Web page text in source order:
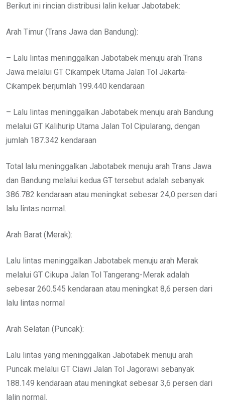
Berikut ini rincian distribusi lalin keluar Jabotabek:
Arah Timur (Trans Jawa dan Bandung):
– Lalu lintas meninggalkan Jabotabek menuju arah Trans
Jawa melalui GT Cikampek Utama Jalan Tol Jakarta-
Cikampek berjumlah 199.440 kendaraan
– Lalu lintas meninggalkan Jabotabek menuju arah Bandung
melalui GT Kalihurip Utama Jalan Tol Cipularang, dengan
jumlah 187.342 kendaraan
Total lalu meninggalkan Jabotabek menuju arah Trans Jawa
dan Bandung melalui kedua GT tersebut adalah sebanyak
386.782 kendaraan atau meningkat sebesar 24,0 persen dari
lalu lintas normal.
Arah Barat (Merak):
Lalu lintas meninggalkan Jabotabek menuju arah Merak
melalui GT Cikupa Jalan Tol Tangerang-Merak adalah
sebesar 260.545 kendaraan atau meningkat 8,6 persen dari
lalu lintas normal
Arah Selatan (Puncak):
Lalu lintas yang meninggalkan Jabotabek menuju arah
Puncak melalui GT Ciawi Jalan Tol Jagorawi sebanyak
188.149 kendaraan atau meningkat sebesar 3,6 persen dari
lalin normal.